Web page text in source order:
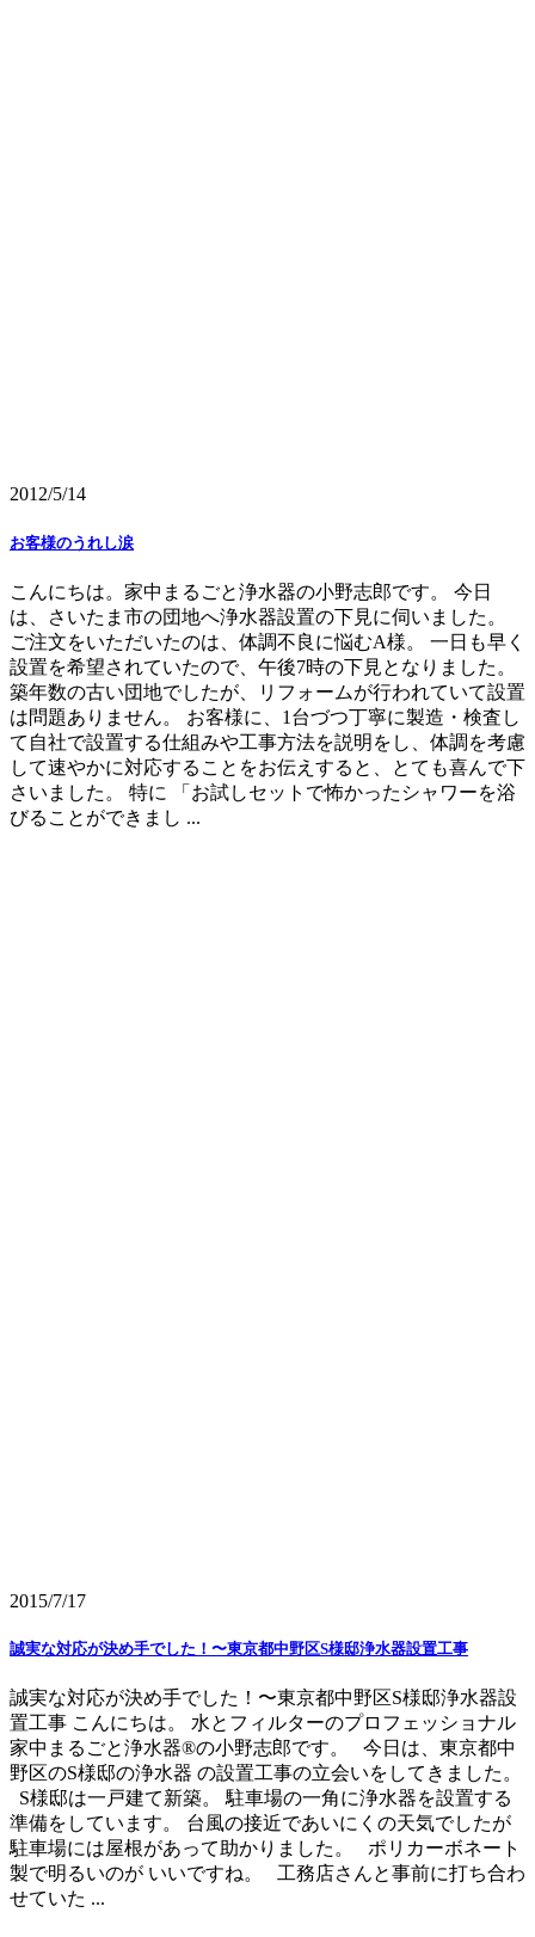
2012/5/14
お客様のうれし涙
こんにちは。家中まるごと浄水器の小野志郎です。 今日
は、さいたま市の団地へ浄水器設置の下見に伺いました。
ご注文をいただいたのは、体調不良に悩むA様。 一日も早く
設置を希望されていたので、午後7時の下見となりました。
築年数の古い団地でしたが、リフォームが行われていて設置
は問題ありません。 お客様に、1台づつ丁寧に製造・検査し
て自社で設置する仕組みや工事方法を説明をし、体調を考慮
して速やかに対応することをお伝えすると、とても喜んで下
さいました。 特に 「お試しセットで怖かったシャワーを浴
びることができまし ...
2015/7/17
誠実な対応が決め手でした！〜東京都中野区S様邸浄水器設置工事
誠実な対応が決め手でした！〜東京都中野区S様邸浄水器設
置工事 こんにちは。 水とフィルターのプロフェッショナル
家中まるごと浄水器®の小野志郎です。 今日は、東京都中
野区のS様邸の浄水器 の設置工事の立会いをしてきました。
S様邸は一戸建て新築。 駐車場の一角に浄水器を設置する
準備をしています。 台風の接近であいにくの天気でしたが
駐車場には屋根があって助かりました。 ポリカーボネート
製で明るいのが いいですね。 工務店さんと事前に打ち合わ
せていた ...